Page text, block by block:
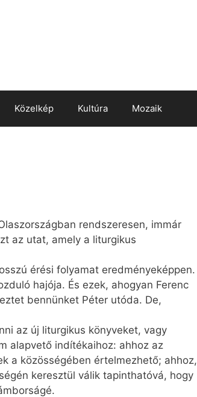
Közelkép Kultúra Mozaik
rendszeresen, immár
az utat, amely a liturgikus
érési folyamat eredményeképpen.
hajója. És ezek, ahogyan Ferenc
bennünket Péter utóda. De,
az új liturgikus könyveket, vagy
alapvető indítékaihoz: ahhoz az
a közösségében értelmezhető; ahhoz,
keresztül válik tapinthatóvá, hogy